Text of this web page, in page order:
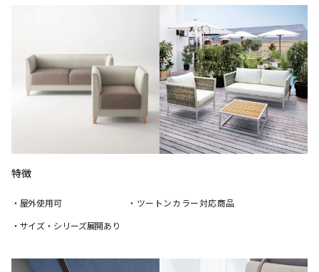
特徴
・屋外使用可
・サイズ・シリーズ展開あり
・ツートンカラー対応商品